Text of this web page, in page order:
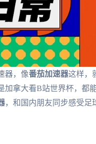
器，像番茄加速器这样，
拿大看B站世界杯，都能
，和国内朋友同步感受足